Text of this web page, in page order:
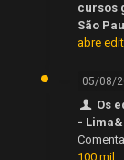
cursos
São
abre
05/08/
Os
-
100 mil